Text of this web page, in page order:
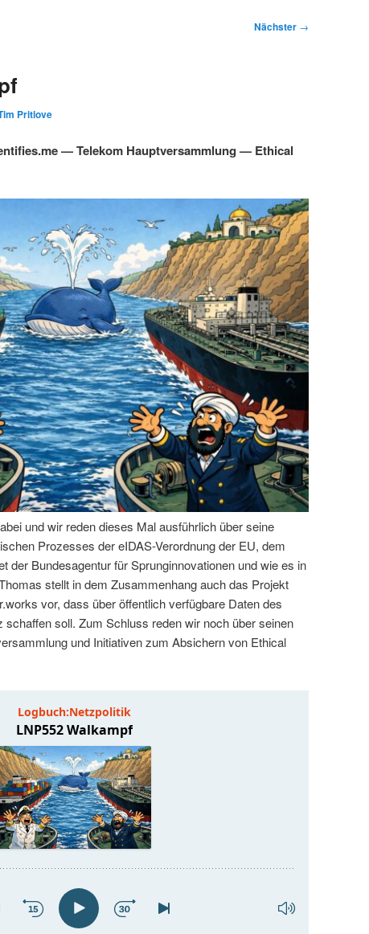
Nächster →
Pritlove
— Telekom Hauptversammlung — Ethical
und wir reden dieses Mal ausführlich über seine
Prozesses der eIDAS-Verordnung der EU, dem
der Bundesagentur für Sprunginnovationen und wie es in
stellt in dem Zusammenhang auch das Projekt
vor, dass über öffentlich verfügbare Daten des
soll. Zum Schluss reden wir noch über seinen
und Initiativen zum Absichern von Ethical